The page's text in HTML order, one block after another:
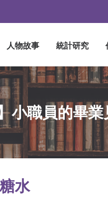
人物故事 統計研究
小職員的畢
水